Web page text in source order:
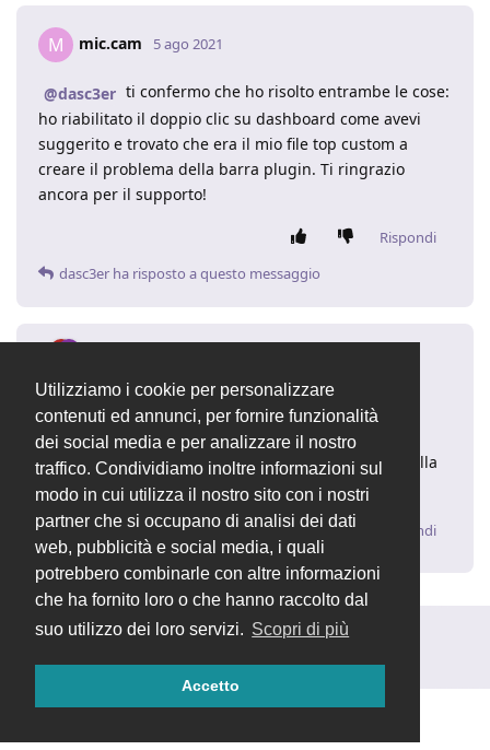
Utilizziamo i cookie per personalizzare
contenuti ed annunci, per fornire funzionalità
dei social media e per analizzare il nostro
traffico. Condividiamo inoltre informazioni sul
modo in cui utilizza il nostro sito con i nostri
partner che si occupano di analisi dei dati
web, pubblicità e social media, i quali
potrebbero combinarle con altre informazioni
che ha fornito loro o che hanno raccolto dal
suo utilizzo dei loro servizi. Scopri di più
Accetto
M mic.cam 5 ago 2021
@dasc3er ti confermo che ho risolto entrambe le cose:
ho riabilitato il doppio clic su dashboard come avevi
suggerito e trovato che era il mio file top custom a
creare il problema della barra plugin. Ti ringrazio
ancora per il supporto!
Rispondi
dasc3er ha risposto a questo messaggio
mic.cam Saresti così gentile da impostare la
risposta corretta come tale?
Puoi procedere attraverso il pulsante "..." in fondo alla
risposta. Grazie in anticipo!
Rispondi
Rispondi alla discussione...